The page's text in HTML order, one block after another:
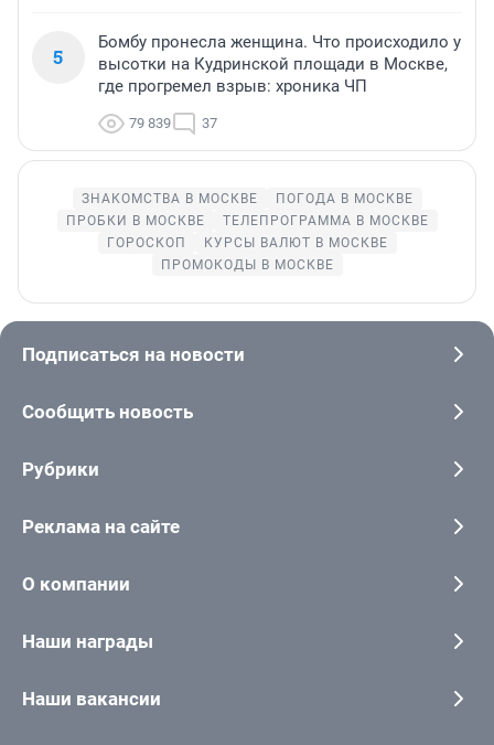
5
Бомбу пронесла женщина. Что происходило у
высотки на Кудринской площади в Москве,
где прогремел взрыв: хроника ЧП
79 839 37
ЗНАКОМСТВА В МОСКВЕ
ПОГОДА В МОСКВЕ
ПРОБКИ В МОСКВЕ
ТЕЛЕПРОГРАММА В МОСКВЕ
ГОРОСКОП
КУРСЫ ВАЛЮТ В МОСКВЕ
ПРОМОКОДЫ В МОСКВЕ
Подписаться на новости
Сообщить новость
Рубрики
Реклама на сайте
О компании
Наши награды
Наши вакансии